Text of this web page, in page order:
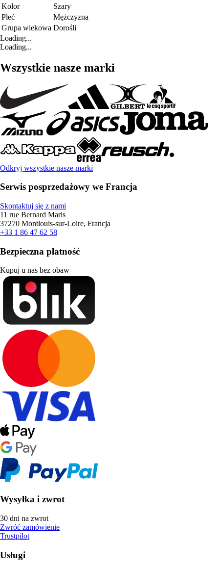
Kolor
Szary
Płeć
Mężczyzna
Grupa wiekowa Dorośli
Loading...
Loading...
Wszystkie nasze marki
Odkryj wszystkie nasze marki
Serwis posprzedażowy we Francja
Skontaktuj się z nami
11 rue Bernard Maris
37270 Montlouis-sur-Loire, Francja
+33 1 86 47 62 58
Bezpieczna płatność
Kupuj u nas bez obaw
Wysyłka i zwrot
30 dni na zwrot
Zwróć zamówienie
Trustpilot
Usługi